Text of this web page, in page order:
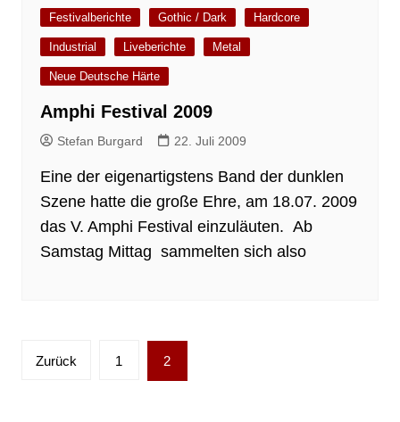
Festivalberichte Gothic / Dark Hardcore
Industrial Liveberichte Metal
Neue Deutsche Härte
Amphi Festival 2009
Stefan Burgard 22. Juli 2009
Eine der eigenartigstens Band der dunklen
Szene hatte die große Ehre, am 18.07. 2009
das V. Amphi Festival einzuläuten. Ab
Samstag Mittag sammelten sich also
Seitennummerierung
Zurück 1 2